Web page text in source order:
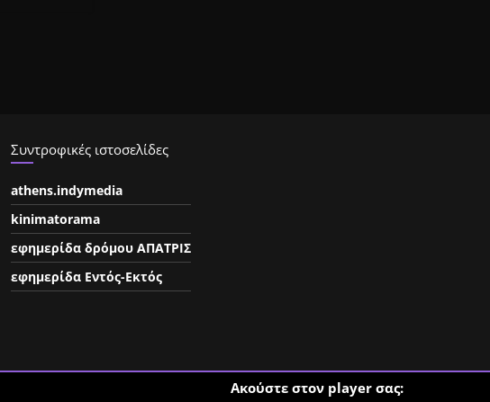
Συντροφικές ιστοσελίδες
athens.indymedia
kinimatorama
εφημερίδα δρόμου ΑΠΑΤΡΙΣ
εφημερίδα Εντός-Εκτός
Ακούστε στον player σας: